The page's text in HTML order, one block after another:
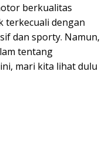
berkualitas
terkecuali dengan
dan sporty. Namun,
tentang
mari kita lihat dulu